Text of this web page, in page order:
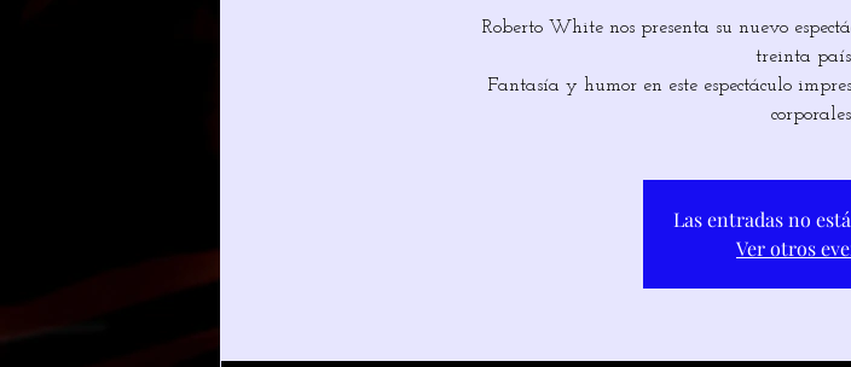
Roberto White nos presenta su nuevo
treinta
Fantasía y humor en este espectáculo
Las entradas no
Ver otros